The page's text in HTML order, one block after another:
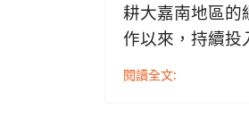
耕大嘉南地區的
作以來，持續投
閱讀全文: